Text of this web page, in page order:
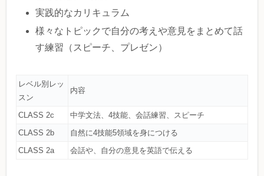
実践的なカリキュラム
様々なトピックで自分の考えや意見をまとめて話
す練習（スピーチ、プレゼン）
レベル別レッ
スン
内容
CLASS 2c
中学文法、4技能、会話練習、スピーチ
CLASS 2b
自然に4技能5領域を身につける
CLASS 2a
会話や、自分の意見を英語で伝える